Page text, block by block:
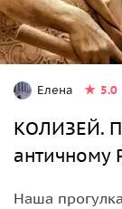
Елена 5.0
КОЛИЗЕЙ.
античному
Наша